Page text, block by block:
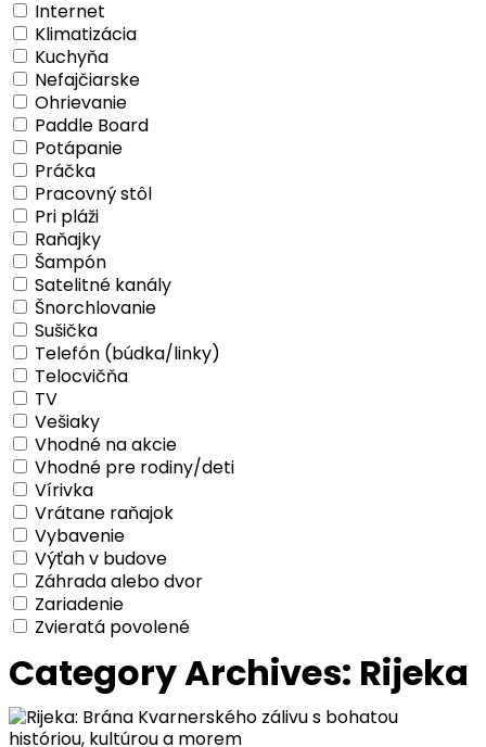
Internet
Klimatizácia
Kuchyňa
Nefajčiarske
Ohrievanie
Paddle Board
Potápanie
Práčka
Pracovný stôl
Pri pláži
Raňajky
Šampón
Satelitné kanály
Šnorchlovanie
Sušička
Telefón (búdka/linky)
Telocvičňa
TV
Vešiaky
Vhodné na akcie
Vhodné pre rodiny/deti
Vírivka
Vrátane raňajok
Vybavenie
Výťah v budove
Záhrada alebo dvor
Zariadenie
Zvieratá povolené
Category Archives: Rijeka